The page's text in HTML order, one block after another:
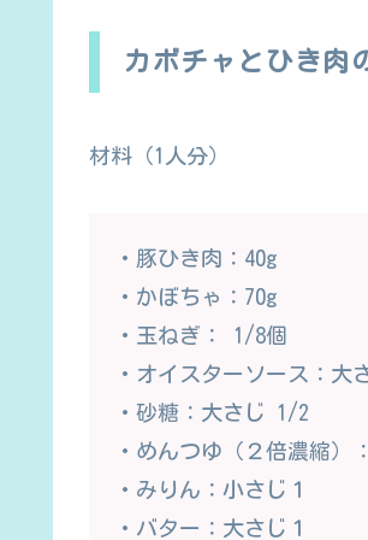
カボチャとひき肉
材料（1人分）
・豚ひき肉：40g
・かぼちゃ：70g
・玉ねぎ： 1/8個
・オイスターソース：大
・砂糖：大さじ 1/2
・めんつゆ（２倍濃縮）
・みりん：小さじ１
・バター：大さじ１